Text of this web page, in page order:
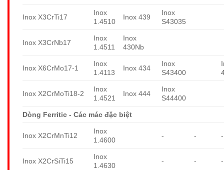
Inox X3CrTi17
Inox
1.4510
Inox 439
Inox
S43035
Inox X3CrNb17
Inox
1.4511
Inox
430Nb
Inox X6CrMo17-1
Inox
1.4113
Inox 434
Inox
S43400
Inox X2CrMoTi18-2
Inox
1.4521
Inox 444
Inox
S44400
Dòng Ferritic - Các mác đặc biệt
Inox X2CrMnTi12
Inox
1.4600
- - -
Inox X2CrSiTi15
Inox
1.4630
- - -